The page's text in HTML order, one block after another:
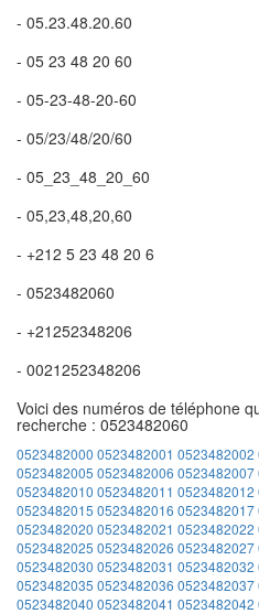
- 05.23.48.20.60
- 05 23 48 20 60
- 05-23-48-20-60
- 05/23/48/20/60
- 05_23_48_20_60
- 05,23,48,20,60
- +212 5 23 48 20 6
- 0523482060
- +21252348206
- 0021252348206
Voici des numéros de téléphone
recherche : 0523482060
0523482000 0523482001 0523482002
0523482005 0523482006 0523482007
0523482010 0523482011 0523482012
0523482015 0523482016 0523482017
0523482020 0523482021 0523482022
0523482025 0523482026 0523482027
0523482030 0523482031 0523482032
0523482035 0523482036 0523482037
0523482040 0523482041 0523482042